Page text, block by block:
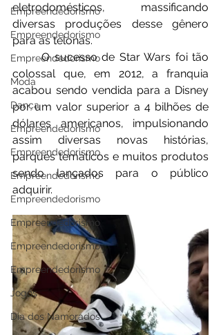
Empreendedorismo
Empreendedorismo
Empreendedorismo
Moda
Dança
Empreendedorismo
Empreendedorismo
Empreendedorismo
Empreendedorismo
Empreendedorismo
Empreendedorismo
Empreendedorismo
Jogos
Dia dos Namorados
eletrodomésticos,  massificando
diversas produções desse gênero
para as telonas.
	O sucesso de Star Wars foi tão
colossal que, em 2012, a franquia
acabou sendo vendida para a Disney
por um valor superior a 4 bilhões de
dólares americanos, impulsionando
assim diversas novas histórias,
parques temáticos e muitos produtos
sendo lançados para o público
adquirir.